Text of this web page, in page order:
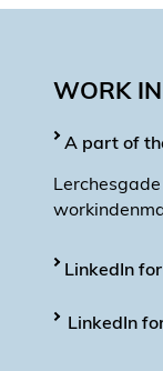
WORK
A part of
LinkedIn
LinkedIn